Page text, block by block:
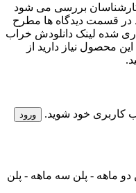
بررسی می شود
در قسمت دیدگاه ها مطرح
شده لینک دانلودش خراب
محصول نیاز دارید از
کاربری خود شوید. ورود
ماهه - پلن سه ماهه - پلن